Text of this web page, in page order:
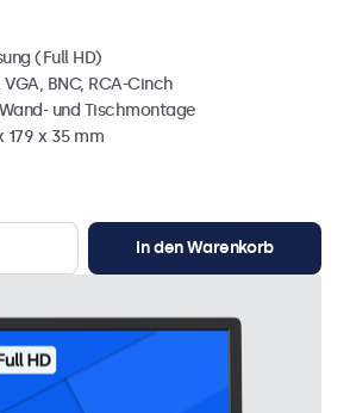
(Full HD)
BNC, RCA-Cinch
und Tischmontage
179 x 35 mm
In den Warenkorb